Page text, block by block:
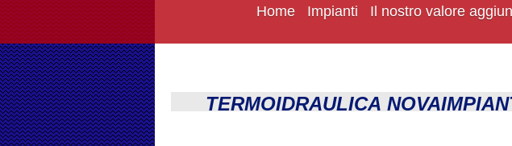
Home Impianti Il nostro valore
TERMOIDRAULICA